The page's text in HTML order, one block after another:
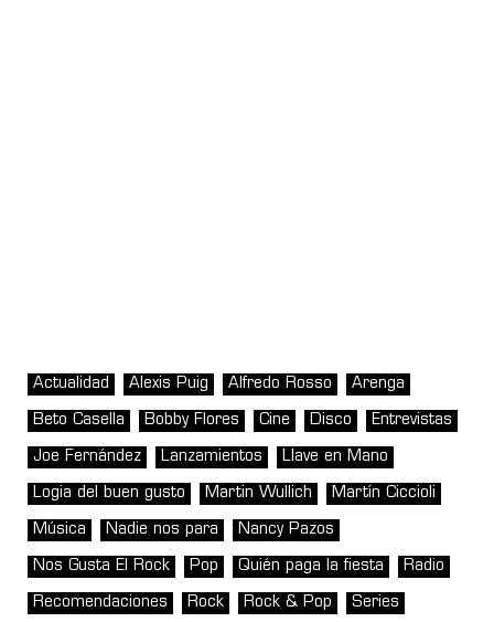
Actualidad Alexis Puig Alfredo Rosso Arenga
Beto Casella Bobby Flores Cine Disco Entrevistas
Joe Fernández Lanzamientos Llave en Mano
Logia del buen gusto Martin Wullich Martín Ciccioli
Música Nadie nos para Nancy Pazos
Nos Gusta El Rock Pop Quién paga la fiesta Radio
Recomendaciones Rock Rock & Pop Series